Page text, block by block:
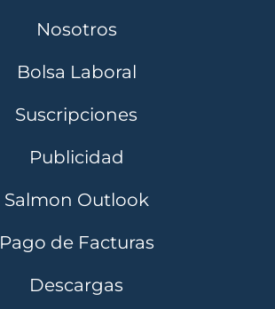
Nosotros
Bolsa Laboral
Suscripciones
Publicidad
Salmon Outlook
Pago de Facturas
Descargas